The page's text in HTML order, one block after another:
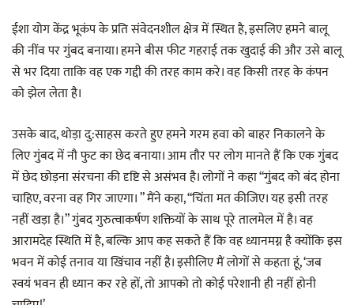
ईशा योग केंद्र भूकंप के प्रति संवेदनशील क्षेत्र में स्थित है, इसलिए हमने बालू
की नींव पर गुंबद बनाया। हमने बीस फीट गहराई तक खुदाई की और उसे बालू
से भर दिया ताकि वह एक गद्दी की तरह काम करे। वह किसी तरह के कंपन
को झेल लेता है।
उसके बाद, थोड़ा दु:साहस करते हुए हमने गरम हवा को बाहर निकालने के
लिए गुंबद में नौ फुट का छेद बनाया। आम तौर पर लोग मानते हैं कि एक गुंबद
में छेद छोड़ना संरचना की दृष्टि से असंभव है। लोगों ने कहा “गुंबद को बंद होना
चाहिए, वरना वह गिर जाएगा। ” मैंने कहा, “चिंता मत कीजिए। यह इसी तरह
नहीं खड़ा है।” गुंबद गुरुत्वाकर्षण शक्तियों के साथ पूरे तालमेल में है। वह
आरामदेह स्थिति में है, बल्कि आप कह सकते हैं कि वह ध्यानमग्न है क्यों‍कि इस
भवन में कोई तनाव या खिंचाव नहीं है। इसीलिए मैं लोगों से कहता हूं, ‘जब
स्वयं भवन ही ध्यान कर रहे हों, तो आपको तो कोई परेशानी ही नहीं होनी